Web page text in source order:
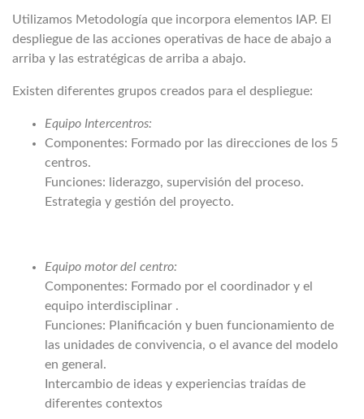
Utilizamos Metodología que incorpora elementos IAP. El
despliegue de las acciones operativas de hace de abajo a
arriba y las estratégicas de arriba a abajo.
Existen diferentes grupos creados para el despliegue:
Equipo Intercentros:
Componentes: Formado por las direcciones de los 5
centros.
Funciones: liderazgo, supervisión del proceso.
Estrategia y gestión del proyecto.
Equipo motor del centro:
Componentes: Formado por el coordinador y el
equipo interdisciplinar .
Funciones: Planificación y buen funcionamiento de
las unidades de convivencia, o el avance del modelo
en general.
Intercambio de ideas y experiencias traídas de
diferentes contextos